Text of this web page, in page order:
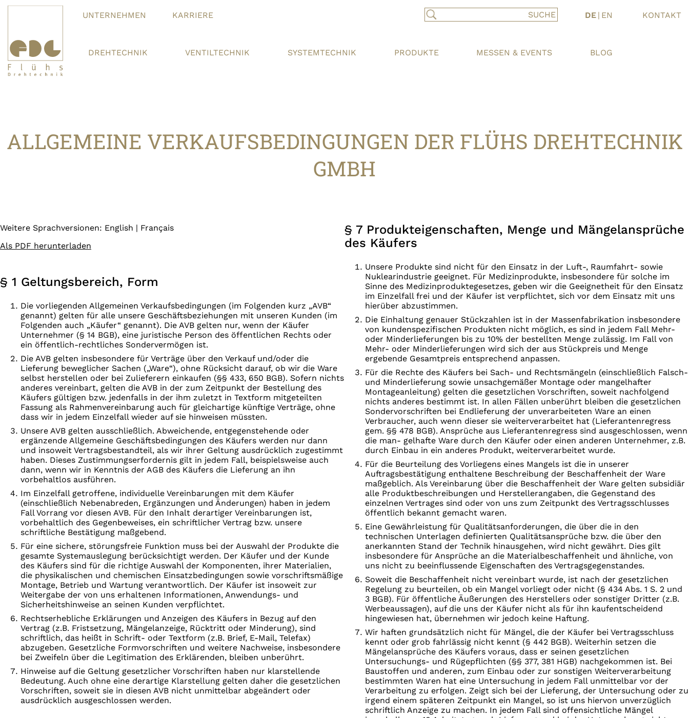
DREHTECHNIK VENTILTECHNIK SYSTEMTECHNIK PRODUKTE MESSEN & EVENTS BLOG
UNTERNEHMEN KARRIERE KONTAKT
DE | EN
ALLGEMEINE VERKAUFSBEDINGUNGEN DER FLÜHS DREHTECHNIK
GMBH
Weitere Sprachversionen: English | Français
Als PDF herunterladen
§ 1 Geltungsbereich, Form
Die vorliegenden Allgemeinen Verkaufsbedingungen (im Folgenden kurz „AVB“
genannt) gelten für alle unsere Geschäftsbeziehungen mit unseren Kunden (im
Folgenden auch „Käufer“ genannt). Die AVB gelten nur, wenn der Käufer
Unternehmer (§ 14 BGB), eine juristische Person des öffentlichen Rechts oder
ein öffentlich-rechtliches Sondervermögen ist.
Die AVB gelten insbesondere für Verträge über den Verkauf und/oder die
Lieferung beweglicher Sachen („Ware“), ohne Rücksicht darauf, ob wir die Ware
selbst herstellen oder bei Zulieferern einkaufen (§§ 433, 650 BGB). Sofern nichts
anderes vereinbart, gelten die AVB in der zum Zeitpunkt der Bestellung des
Käufers gültigen bzw. jedenfalls in der ihm zuletzt in Textform mitgeteilten
Fassung als Rahmenvereinbarung auch für gleichartige künftige Verträge, ohne
dass wir in jedem Einzelfall wieder auf sie hinweisen müssten.
Unsere AVB gelten ausschließlich. Abweichende, entgegenstehende oder
ergänzende Allgemeine Geschäftsbedingungen des Käufers werden nur dann
und insoweit Vertragsbestandteil, als wir ihrer Geltung ausdrücklich zugestimmt
haben. Dieses Zustimmungserfordernis gilt in jedem Fall, beispielsweise auch
dann, wenn wir in Kenntnis der AGB des Käufers die Lieferung an ihn
vorbehaltlos ausführen.
Im Einzelfall getroffene, individuelle Vereinbarungen mit dem Käufer
(einschließlich Nebenabreden, Ergänzungen und Änderungen) haben in jedem
Fall Vorrang vor diesen AVB. Für den Inhalt derartiger Vereinbarungen ist,
vorbehaltlich des Gegenbeweises, ein schriftlicher Vertrag bzw. unsere
schriftliche Bestätigung maßgebend.
Für eine sichere, störungsfreie Funktion muss bei der Auswahl der Produkte die
gesamte Systemauslegung berücksichtigt werden. Der Käufer und der Kunde
des Käufers sind für die richtige Auswahl der Komponenten, ihrer Materialien,
die physikalischen und chemischen Einsatzbedingungen sowie vorschriftsmäßige
Montage, Betrieb und Wartung verantwortlich. Der Käufer ist insoweit zur
Weitergabe der von uns erhaltenen Informationen, Anwendungs- und
Sicherheitshinweise an seinen Kunden verpflichtet.
Rechtserhebliche Erklärungen und Anzeigen des Käufers in Bezug auf den
Vertrag (z.B. Fristsetzung, Mängelanzeige, Rücktritt oder Minderung), sind
schriftlich, das heißt in Schrift- oder Textform (z.B. Brief, E-Mail, Telefax)
abzugeben. Gesetzliche Formvorschriften und weitere Nachweise, insbesondere
bei Zweifeln über die Legitimation des Erklärenden, bleiben unberührt.
Hinweise auf die Geltung gesetzlicher Vorschriften haben nur klarstellende
Bedeutung. Auch ohne eine derartige Klarstellung gelten daher die gesetzlichen
Vorschriften, soweit sie in diesen AVB nicht unmittelbar abgeändert oder
ausdrücklich ausgeschlossen werden.
§ 7 Produkteigenschaften, Menge und Mängelansprüche
des Käufers
Unsere Produkte sind nicht für den Einsatz in der Luft-, Raumfahrt- sowie
Nuklearindustrie geeignet. Für Medizinprodukte, insbesondere für solche im
Sinne des Medizinproduktegesetzes, geben wir die Geeignetheit für den Einsatz
im Einzelfall frei und der Käufer ist verpflichtet, sich vor dem Einsatz mit uns
hierüber abzustimmen.
Die Einhaltung genauer Stückzahlen ist in der Massenfabrikation insbesondere
von kundenspezifischen Produkten nicht möglich, es sind in jedem Fall Mehr-
oder Minderlieferungen bis zu 10% der bestellten Menge zulässig. Im Fall von
Mehr- oder Minderlieferungen wird sich der aus Stückpreis und Menge
ergebende Gesamtpreis entsprechend anpassen.
Für die Rechte des Käufers bei Sach- und Rechtsmängeln (einschließlich Falsch-
und Minderlieferung sowie unsachgemäßer Montage oder mangelhafter
Montageanleitung) gelten die gesetzlichen Vorschriften, soweit nachfolgend
nichts anderes bestimmt ist. In allen Fällen unberührt bleiben die gesetzlichen
Sondervorschriften bei Endlieferung der unverarbeiteten Ware an einen
Verbraucher, auch wenn dieser sie weiterverarbeitet hat (Lieferantenregress
gem. §§ 478 BGB). Ansprüche aus Lieferantenregress sind ausgeschlossen, wenn
die man- gelhafte Ware durch den Käufer oder einen anderen Unternehmer, z.B.
durch Einbau in ein anderes Produkt, weiterverarbeitet wurde.
Für die Beurteilung des Vorliegens eines Mangels ist die in unserer
Auftragsbestätigung enthaltene Beschreibung der Beschaffenheit der Ware
maßgeblich. Als Vereinbarung über die Beschaffenheit der Ware gelten subsidiär
alle Produktbeschreibungen und Herstellerangaben, die Gegenstand des
einzelnen Vertrages sind oder von uns zum Zeitpunkt des Vertragsschlusses
öffentlich bekannt gemacht waren.
Eine Gewährleistung für Qualitätsanforderungen, die über die in den
technischen Unterlagen definierten Qualitätsansprüche bzw. die über den
anerkannten Stand der Technik hinausgehen, wird nicht gewährt. Dies gilt
insbesondere für Ansprüche an die Materialbeschaffenheit und ähnliche, von
uns nicht zu beeinflussende Eigenschaften des Vertragsgegenstandes.
Soweit die Beschaffenheit nicht vereinbart wurde, ist nach der gesetzlichen
Regelung zu beurteilen, ob ein Mangel vorliegt oder nicht (§ 434 Abs. 1 S. 2 und
3 BGB). Für öffentliche Äußerungen des Herstellers oder sonstiger Dritter (z.B.
Werbeaussagen), auf die uns der Käufer nicht als für ihn kaufentscheidend
hingewiesen hat, übernehmen wir jedoch keine Haftung.
Wir haften grundsätzlich nicht für Mängel, die der Käufer bei Vertragsschluss
kennt oder grob fahrlässig nicht kennt (§ 442 BGB). Weiterhin setzen die
Mängelansprüche des Käufers voraus, dass er seinen gesetzlichen
Untersuchungs- und Rügepflichten (§§ 377, 381 HGB) nachgekommen ist. Bei
Baustoffen und anderen, zum Einbau oder zur sonstigen Weiterverarbeitung
bestimmten Waren hat eine Untersuchung in jedem Fall unmittelbar vor der
Verarbeitung zu erfolgen. Zeigt sich bei der Lieferung, der Untersuchung oder zu
irgend­ einem späteren Zeitpunkt ein Mangel, so ist uns hiervon unverzüglich
schriftlich Anzeige zu machen. In jedem Fall sind offensichtliche Mängel